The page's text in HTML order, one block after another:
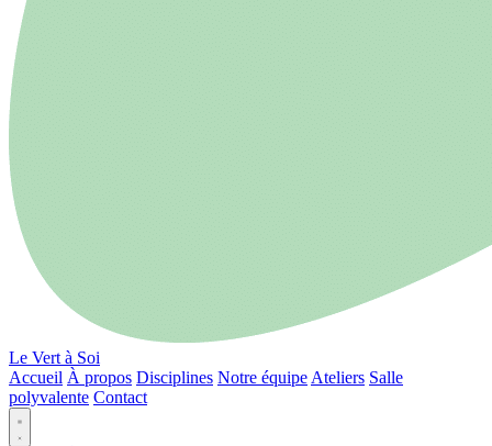
Le Vert à Soi
Accueil À propos Disciplines Notre équipe Ateliers Salle
polyvalente Contact